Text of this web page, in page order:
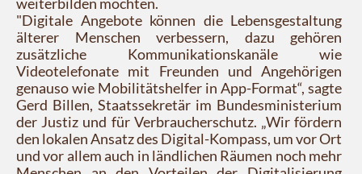
"Digitale Angebote können die Lebensgestaltung
älterer Menschen verbessern, dazu gehören
zusätzliche Kommunikationskanäle wie
Videotelefonate mit Freunden und Angehörigen
genauso wie Mobilitätshelfer in App-Format“, sagte
Gerd Billen, Staatssekretär im Bundesministerium
der Justiz und für Verbraucherschutz. „Wir fördern
den lokalen Ansatz des Digital-Kompass, um vor Ort
und vor allem auch in ländlichen Räumen noch mehr